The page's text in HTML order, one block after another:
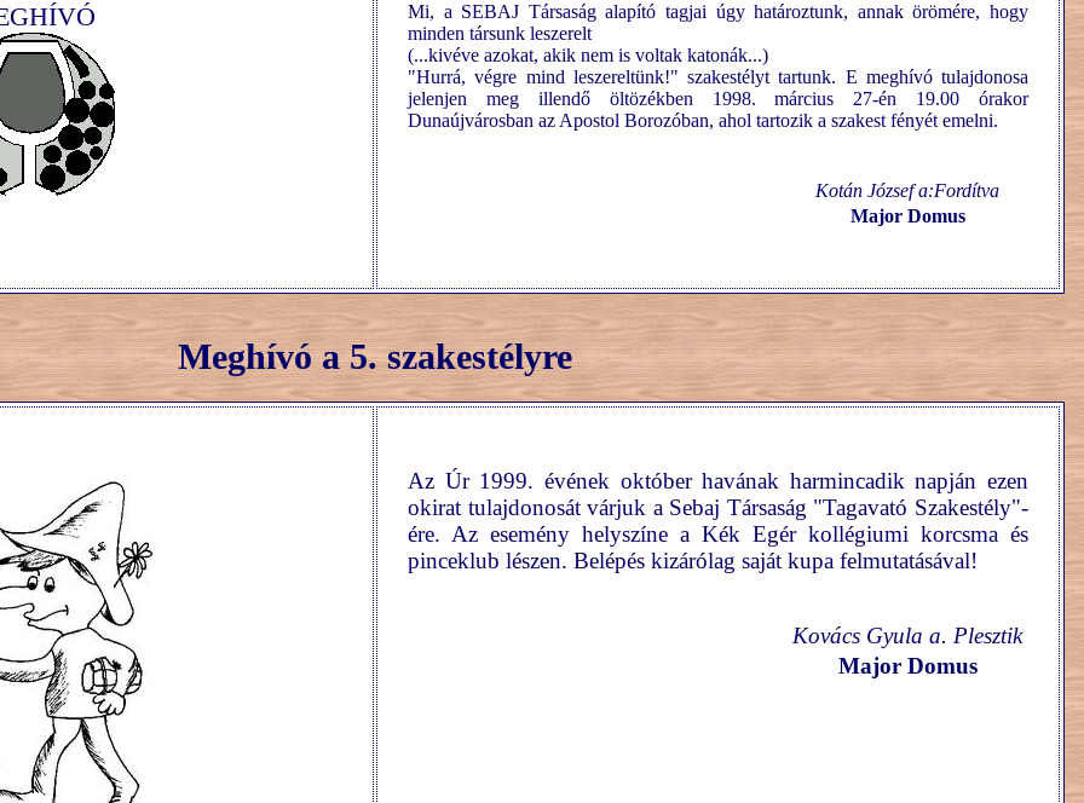
Mi, a SEBAJ Társaság alapító tagjai úgy határoztunk, annak örömére, hogy
minden társunk leszerelt
(...kivéve azokat, akik nem is voltak katonák...)
"Hurrá, végre mind leszereltünk!" szakestélyt tartunk. E meghívó tulajdonosa
jelenjen meg illendő öltözékben 1998. március 27-én 19.00 órakor
Dunaújvárosban az Apostol Borozóban, ahol tartozik a szakest fényét emelni.
Kotán József a:Fordítva
Major Domus
Meghívó a 5. szakestélyre
Az Úr 1999. évének október havának harmincadik napján ezen
okirat tulajdonosát várjuk a Sebaj Társaság "Tagavató Szakestély"-
ére. Az esemény helyszíne a Kék Egér kollégiumi korcsma és
pinceklub lészen. Belépés kizárólag saját kupa felmutatásával!
Kovács Gyula a. Plesztik
Major Domus